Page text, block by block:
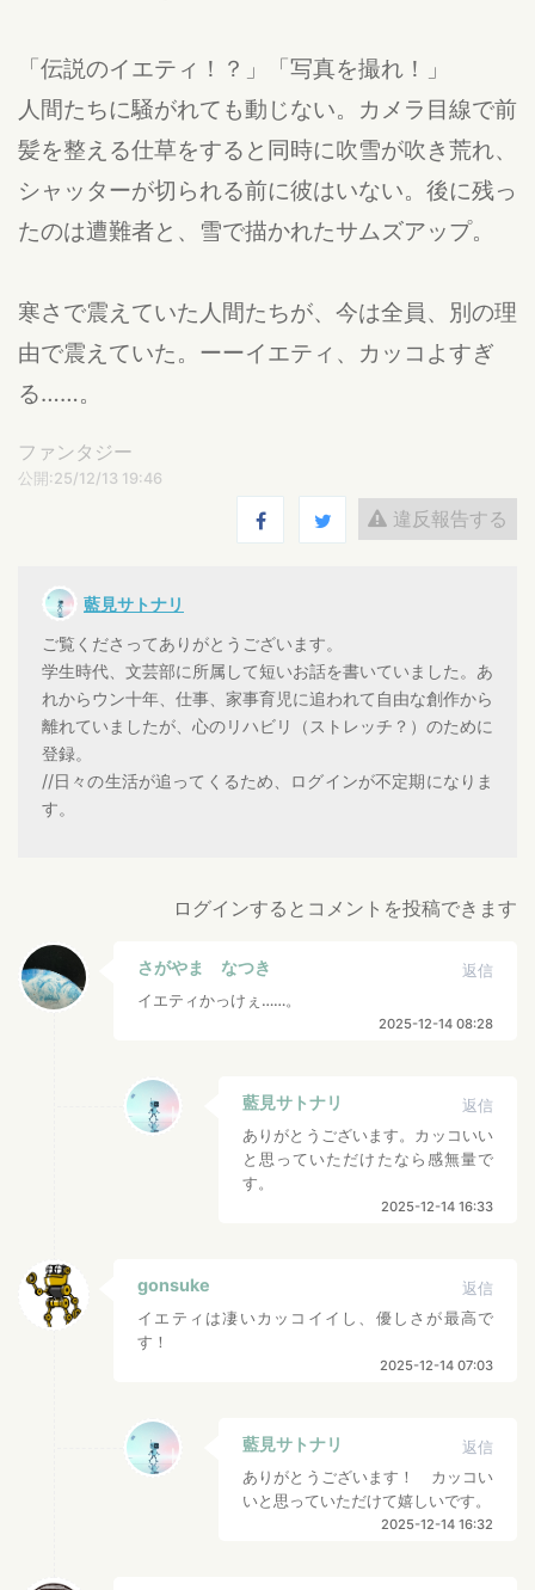
「伝説のイエティ！？」「写真を撮れ！」
人間たちに騒がれても動じない。カメラ目線で前
髪を整える仕草をすると同時に吹雪が吹き荒れ、
シャッターが切られる前に彼はいない。後に残っ
たのは遭難者と、雪で描かれたサムズアップ。
寒さで震えていた人間たちが、今は全員、別の理
由で震えていた。ーーイエティ、カッコよすぎ
る……。
ファンタジー
公開:25/12/13 19:46
違反報告する
藍見サトナリ
ご覧くださってありがとうございます。
学生時代、文芸部に所属して短いお話を書いていました。あ
れからウン十年、仕事、家事育児に追われて自由な創作から
離れていましたが、心のリハビリ（ストレッチ？）のために
登録。
//日々の生活が追ってくるため、ログインが不定期になりま
す。
ログインするとコメントを投稿できます
さがやま なつき
返信
イエティかっけぇ……。
2025-12-14 08:28
藍見サトナリ
返信
ありがとうございます。カッコいい
と思っていただけたなら感無量で
す。
2025-12-14 16:33
gonsuke
返信
イエティは凄いカッコイイし、優しさが最高で
す！
2025-12-14 07:03
藍見サトナリ
返信
ありがとうございます！ カッコい
いと思っていただけて嬉しいです。
2025-12-14 16:32